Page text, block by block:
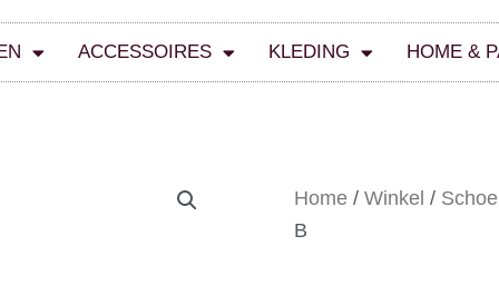
ACCESSOIRES KLEDING HOME &
Home / Winkel /
B